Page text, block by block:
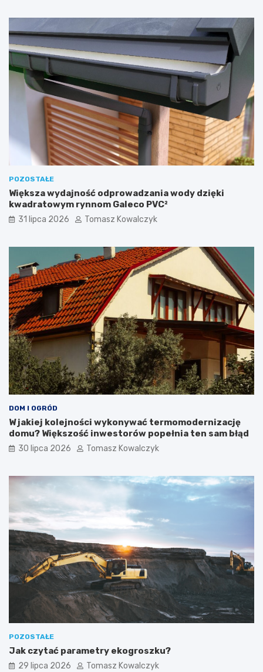
POZOSTAŁE
Większa wydajność odprowadzania wody dzięki
kwadratowym rynnom Galeco PVC²
31 lipca 2026 Tomasz Kowalczyk
DOM I OGRÓD
W jakiej kolejności wykonywać termomodernizację
domu? Większość inwestorów popełnia ten sam błąd
30 lipca 2026 Tomasz Kowalczyk
POZOSTAŁE
Jak czytać parametry ekogroszku?
29 lipca 2026 Tomasz Kowalczyk